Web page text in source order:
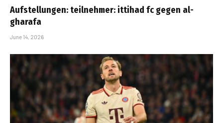
Aufstellungen: teilnehmer: ittihad fc gegen al-
gharafa
June 14, 2026